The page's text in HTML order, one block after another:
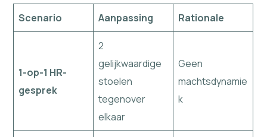
Scenario Aanpassing Rationale
1-op-1 HR-
gesprek
2
gelijkwaardige
stoelen
tegenover
elkaar
Geen
machtsdynamie
k